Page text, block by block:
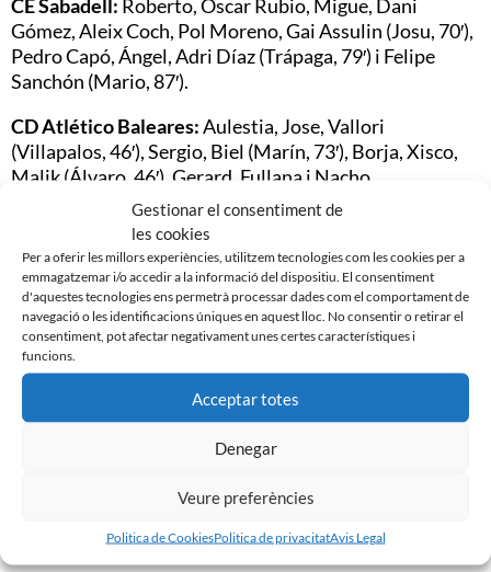
Gestionar el consentiment de
les cookies
Per a oferir les millors experiències, utilitzem tecnologies com les cookies per a
emmagatzemar i/o accedir a la informació del dispositiu. El consentiment
d'aquestes tecnologies ens permetrà processar dades com el comportament de
navegació o les identificacions úniques en aquest lloc. No consentir o retirar el
consentiment, pot afectar negativament unes certes característiques i
funcions.
Acceptar totes
Denegar
Veure preferències
Politica de CookiesPolitica de privacitatAvis Legal
CE Sabadell: Roberto, Óscar Rubio, Migue, Dani
Gómez, Aleix Coch, Pol Moreno, Gai Assulin (Josu, 70′),
Pedro Capó, Ángel, Adri Díaz (Trápaga, 79′) i Felipe
Sanchón (Mario, 87′).
CD Atlético Baleares:Aulestia, Jose, Vallori
(Villapalos, 46′), Sergio, Biel (Marín, 73′), Borja, Xisco,
Malik (Álvaro, 46′), Gerard, Fullana i Nacho.
1-0 (22′) Felipe Sanchón.
Àrbitre: David Jesús Pinto Herrera (comitè tinerfeny).
Ha amonestat els locals Ángel, Dani Gómez, Pedro
Capó i Roberto; i als visitants Gerard i Fullana.
Estadi:Nova Creu Alta. 1.637 espectadors.
Noticias Relacionadas